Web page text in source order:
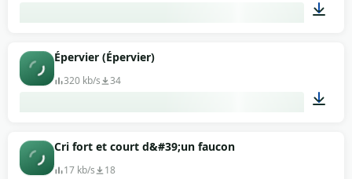
Épervier (Épervier)
320 kb/s 34
Cri fort et court d&#39;un faucon
17 kb/s 18